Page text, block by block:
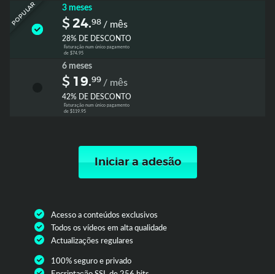
POPULAR 3 meses
$ 24.98 / mês
28% DE DESCONTO
Faturação num único pagamento
de $74.95
6 meses
$ 19.99 / mês
42% DE DESCONTO
Faturação num único pagamento
de $119.95
Iniciar a adesão
Acesso a conteúdos exclusivos
Todos os vídeos em alta qualidade
Actualizações regulares
100% seguro e privado